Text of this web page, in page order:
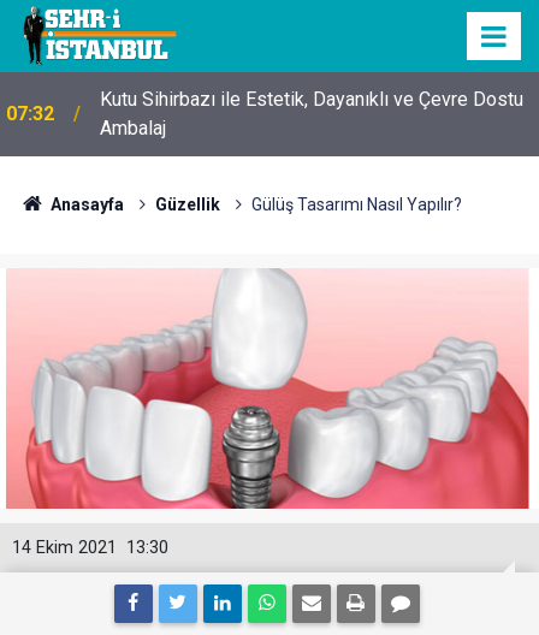
07:32
Kutu Sihirbazı ile Estetik, Dayanıklı ve Çevre Dostu
Ambalaj
Anasayfa Güzellik Gülüş Tasarımı Nasıl Yapılır?
13:30
14 Ekim 2021